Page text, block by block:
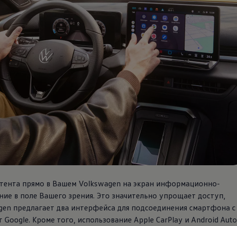
сгорания
прямо в Вашем Volkswagen на экран информационно-
в поле Вашего зрения. Это значительно упрощает доступ,
предлагает два интерфейса для подсоединения смартфона с
Кроме того, использование Apple CarPlay и Android Auto